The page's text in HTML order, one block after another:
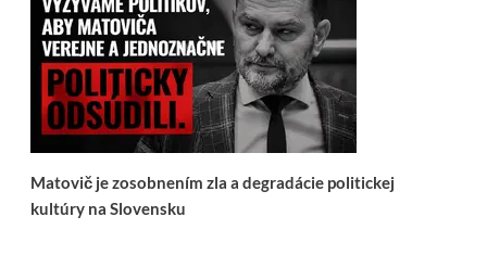
Matovič je zosobnením zla a degradácie politickej
kultúry na Slovensku